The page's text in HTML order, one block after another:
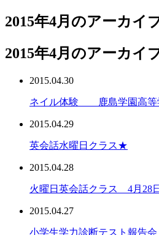
2015年4月のアーカイ
2015年4月のアーカイ
2015.04.30
ネイル体験 鹿島学園高等
2015.04.29
英会話水曜日クラス★
2015.04.28
火曜日英会話クラス 4月28日
2015.04.27
小学生学力診断テスト報告会